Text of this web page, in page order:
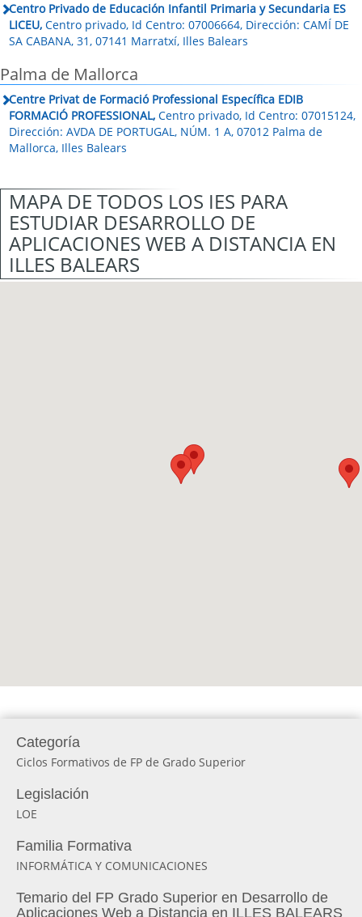
Centro Privado de Educación Infantil Primaria y Secundaria ES
LICEU, Centro privado, Id Centro: 07006664, Dirección: CAMÍ DE
SA CABANA, 31, 07141 Marratxí, Illes Balears
Palma de Mallorca
Centre Privat de Formació Professional Específica EDIB
FORMACIÓ PROFESSIONAL, Centro privado, Id Centro: 07015124,
Dirección: AVDA DE PORTUGAL, NÚM. 1 A, 07012 Palma de
Mallorca, Illes Balears
MAPA DE TODOS LOS IES PARA
ESTUDIAR DESARROLLO DE
APLICACIONES WEB A DISTANCIA EN
ILLES BALEARS
Categoría
Ciclos Formativos de FP de Grado Superior
Legislación
LOE
Familia Formativa
INFORMÁTICA Y COMUNICACIONES
Temario del FP Grado Superior en Desarrollo de
Aplicaciones Web a Distancia en ILLES BALEARS